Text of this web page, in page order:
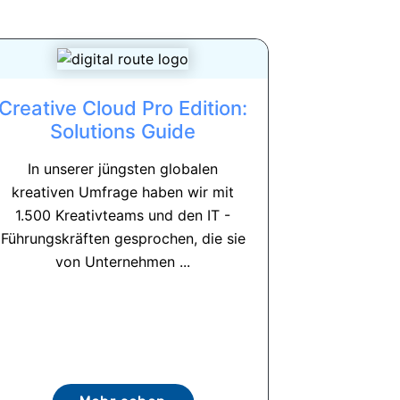
Creative Cloud Pro Edition:
Solutions Guide
In unserer jüngsten globalen
kreativen Umfrage haben wir mit
1.500 Kreativteams und den IT -
Führungskräften gesprochen, die sie
von Unternehmen ...